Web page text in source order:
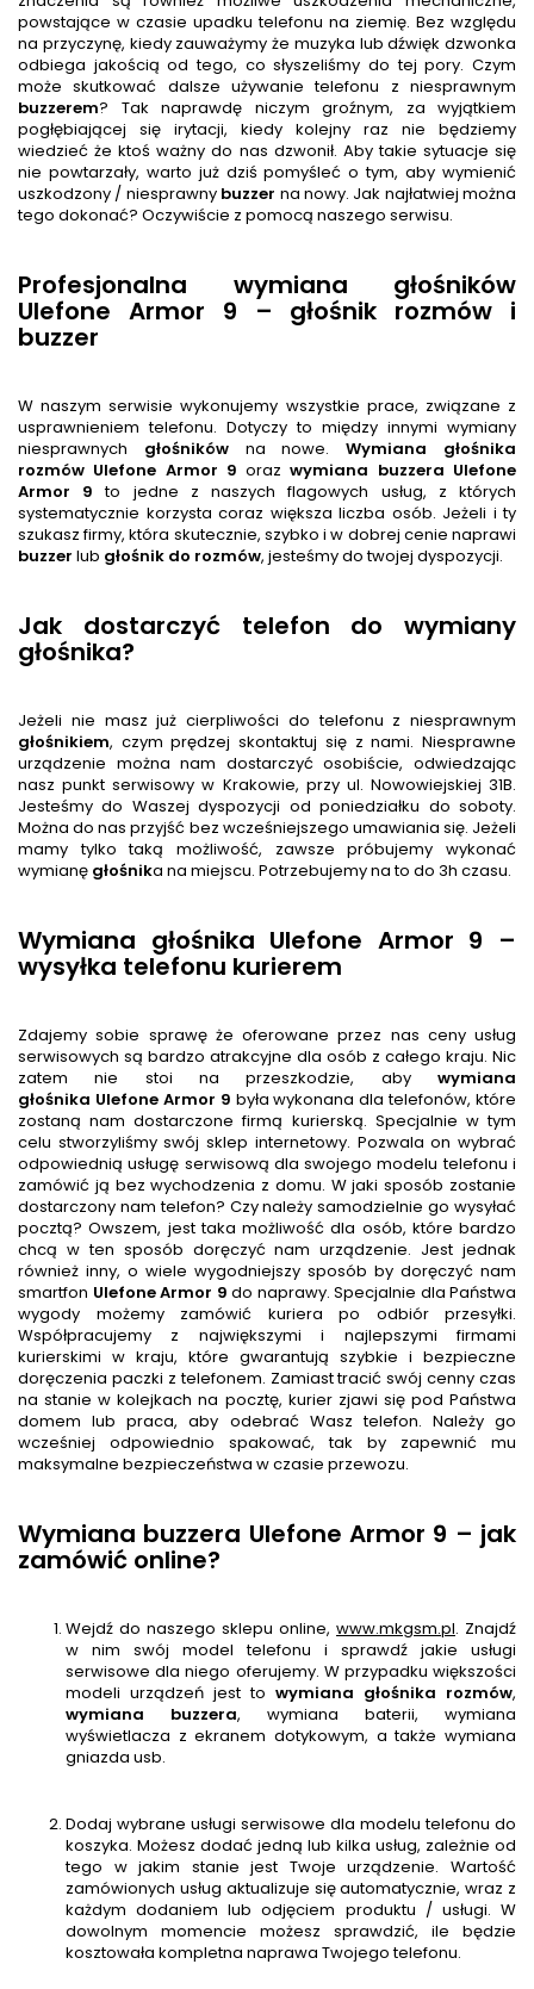
powstające w czasie upadku telefonu na ziemię. Bez względu
na przyczynę, kiedy zauważymy że muzyka lub dźwięk dzwonka
odbiega jakością od tego, co słyszeliśmy do tej pory. Czym
może skutkować dalsze używanie telefonu z niesprawnym
buzzerem? Tak naprawdę niczym groźnym, za wyjątkiem
pogłębiającej się irytacji, kiedy kolejny raz nie będziemy
wiedzieć że ktoś ważny do nas dzwonił. Aby takie sytuacje się
nie powtarzały, warto już dziś pomyśleć o tym, aby wymienić
uszkodzony / niesprawny buzzer na nowy. Jak najłatwiej można
tego dokonać? Oczywiście z pomocą naszego serwisu.
Profesjonalna wymiana głośników
Ulefone Armor 9 – głośnik rozmów i
buzzer
W naszym serwisie wykonujemy wszystkie prace, związane z
usprawnieniem telefonu. Dotyczy to między innymi wymiany
niesprawnych głośnikówna nowe.Wymiana głośnika
rozmów Ulefone Armor 9 orazwymiana buzzera Ulefone
Armor 9 to jedne z naszych flagowych usług, z których
systematycznie korzysta coraz większa liczba osób. Jeżeli i ty
szukasz firmy, która skutecznie, szybko i w dobrej cenie naprawi
buzzer lub głośnik do rozmów, jesteśmy do twojej dyspozycji.
Jak dostarczyć telefon do wymiany
głośnika?
Jeżeli nie masz już cierpliwości do telefonu z niesprawnym
głośnikiem, czym prędzej skontaktuj się z nami. Niesprawne
urządzenie można nam dostarczyć osobiście, odwiedzając
nasz punkt serwisowy w Krakowie, przy ul. Nowowiejskiej 31B.
Jesteśmy do Waszej dyspozycji od poniedziałku do soboty.
Można do nas przyjść bez wcześniejszego umawiania się. Jeżeli
mamy tylko taką możliwość, zawsze próbujemy wykonać
wymianę głośnika na miejscu. Potrzebujemy na to do 3h czasu.
Wymiana głośnika Ulefone Armor 9 –
wysyłka telefonu kurierem
Zdajemy sobie sprawę że oferowane przez nas ceny usług
serwisowych są bardzo atrakcyjne dla osób z całego kraju. Nic
zatem nie stoi na przeszkodzie, aby wymiana
głośnika Ulefone Armor 9 była wykonana dla telefonów, które
zostaną nam dostarczone firmą kurierską. Specjalnie w tym
celu stworzyliśmy swój sklep internetowy. Pozwala on wybrać
odpowiednią usługę serwisową dla swojego modelu telefonu i
zamówić ją bez wychodzenia z domu. W jaki sposób zostanie
dostarczony nam telefon? Czy należy samodzielnie go wysyłać
pocztą? Owszem, jest taka możliwość dla osób, które bardzo
chcą w ten sposób doręczyć nam urządzenie. Jest jednak
również inny, o wiele wygodniejszy sposób by doręczyć nam
smartfon Ulefone Armor 9 do naprawy. Specjalnie dla Państwa
wygody możemy zamówić kuriera po odbiór przesyłki.
Współpracujemy z największymi i najlepszymi firmami
kurierskimi w kraju, które gwarantują szybkie i bezpieczne
doręczenia paczki z telefonem. Zamiast tracić swój cenny czas
na stanie w kolejkach na pocztę, kurier zjawi się pod Państwa
domem lub praca, aby odebrać Wasz telefon. Należy go
wcześniej odpowiednio spakować, tak by zapewnić mu
maksymalne bezpieczeństwa w czasie przewozu.
Wymiana buzzera Ulefone Armor 9 – jak
zamówić online?
Wejdź do naszego sklepu online, www.mkgsm.pl. Znajdź
w nim swój model telefonu i sprawdź jakie usługi
serwisowe dla niego oferujemy. W przypadku większości
modeli urządzeń jest to wymiana głośnika rozmów,
wymiana buzzera, wymiana baterii, wymiana
wyświetlacza z ekranem dotykowym, a także wymiana
gniazda usb.
Dodaj wybrane usługi serwisowe dla modelu telefonu do
koszyka. Możesz dodać jedną lub kilka usług, zależnie od
tego w jakim stanie jest Twoje urządzenie. Wartość
zamówionych usług aktualizuje się automatycznie, wraz z
każdym dodaniem lub odjęciem produktu / usługi. W
dowolnym momencie możesz sprawdzić, ile będzie
kosztowała kompletna naprawa Twojego telefonu.